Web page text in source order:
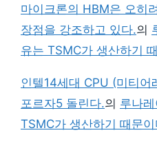
마이크론의 HBM은 오히
장점을 강조하고 있다.의
유는 TSMC가 생산하기
인텔14세대 CPU (미티어
포르자5 돌린다.의 루나
TSMC가 생산하기 때문이